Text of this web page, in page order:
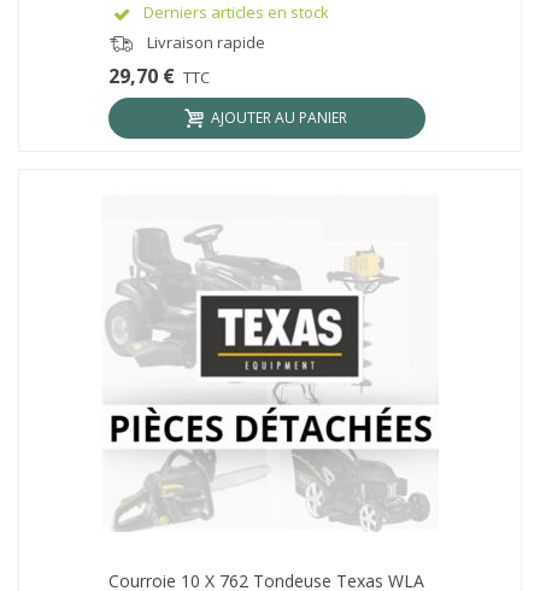
Derniers articles en stock
Livraison rapide
29,70 € TTC
AJOUTER AU PANIER
Courroie 10 X 762 Tondeuse Texas WLA